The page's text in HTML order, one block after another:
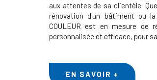
aux attentes de sa clientèle.
rénovation d'un bâtiment ou
COULEUR est en mesure de
personnalisée et efficace, pour
EN SAVOIR +